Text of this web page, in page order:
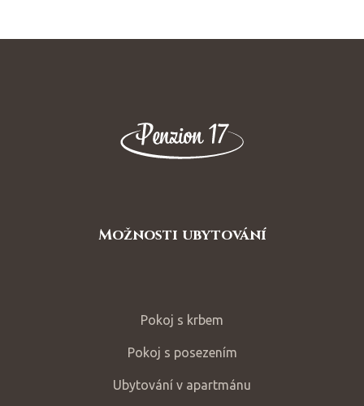
Možnosti ubytování
Pokoj s krbem
Pokoj s posezením
Ubytování v apartmánu